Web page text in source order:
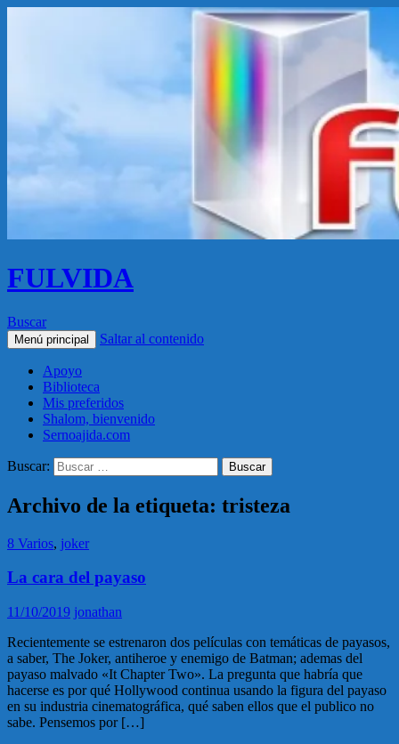
FULVIDA
Buscar
Menú principal Saltar al contenido
Apoyo
Biblioteca
Mis preferidos
Shalom, bienvenido
Sernoajida.com
Buscar:
Archivo de la etiqueta: tristeza
8 Varios, joker
La cara del payaso
11/10/2019 jonathan
Recientemente se estrenaron dos películas con temáticas de payasos,
a saber, The Joker, antiheroe y enemigo de Batman; ademas del
payaso malvado «It Chapter Two». La pregunta que habría que
hacerse es por qué Hollywood continua usando la figura del payaso
en su industria cinematográfica, qué saben ellos que el publico no
sabe. Pensemos por […]